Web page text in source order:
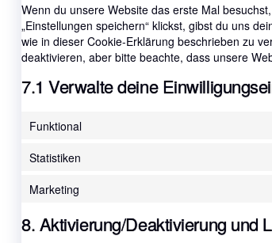
Wenn du unsere Website das erste Mal
„Einstellungen speichern“ klickst, gibst du uns
wie in dieser Cookie-Erklärung beschrieben zu
deaktivieren, aber bitte beachte, dass unsere
7.1 Verwalte deine
Funktional
Statistiken
Marketing
8. Aktivierung/Deaktivierung und